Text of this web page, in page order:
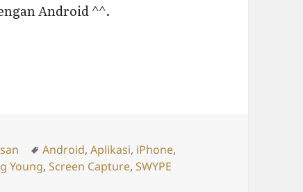
Android ^^.
2) – UPDATED + IMAGE
Tags
Android,Aplikasi, iPhone,
Young,Screen Capture,SWYPE